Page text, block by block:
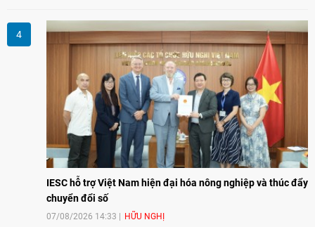
tình hữu nghị, đồng thời từng bước mở rộng hoạt động từ
giao lưu truyền thống sang kết nối địa phương, doanh
nghiệp, giáo dục, văn hóa và thế hệ trẻ, góp phần tăng
cường sự hiểu biết và hợp tác giữa nhân dân hai nước.
IESC hỗ trợ Việt Nam hiện đại hóa nông nghiệp và thúc đẩy
chuyển đổi số
07/08/2026 14:33 HỮU NGHỊ